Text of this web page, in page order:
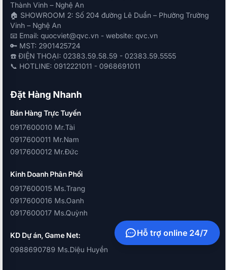
Thành Vinh – Nghệ An
🏠 SHOWROOM 2: Số 204 đường Lê Duẩn – Phường Trường
Vinh – Nghệ An
📧 Email: quocviet@qvc.vn - website: qvc.vn
🔑 MST: 2901425724
☎️ ĐIỆN THOẠI: 02383.59.58.59 - 02383.59.5555
📞 HOTLINE: 0912221011 - 0968691011
Đặt Hàng Nhanh
Bán Hàng Trực Tuyến
0917600010 Mr.Tài
0917600011 Mr.Nam
0917600012 Mr.Đức
Kinh Doanh Phân Phối
0917600015 Ms.Trang
0917600016 Ms.Oanh
0917600017 Ms.Quỳnh
KD Dự án, Game Net:
0988690789 Ms.Diệu Huyền
Hỗ trợ online 24/7